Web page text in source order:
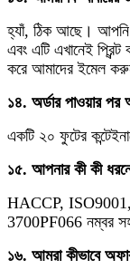
হ্যাঁ, ঠিক আছে। আপনি
এবং এটি এখানেই
করে আমাদের ইমেল
১৪. অর্ডার পাওয়ার পর
একটি ২০ ফুটের
১৫. আপনার কী কী
HACCP,
3700PF066 নম্বর সহ
১৬. আমরা কীভাবে